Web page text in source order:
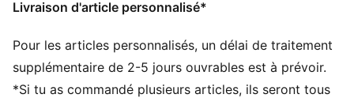
Livraison d'article personnalisé*
Pour les articles personnalisés, un délai de traitement
supplémentaire de 2-5 jours ouvrables est à prévoir.
*Si tu as commandé plusieurs articles, ils seront tous